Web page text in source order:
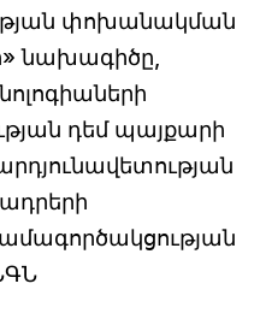
փոխանակման
նախագիծը,
դեմ պայքարի